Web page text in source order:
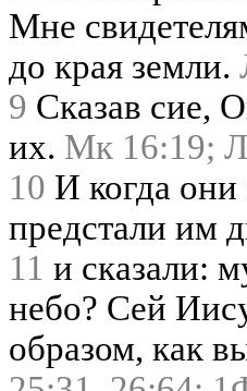
Мне
до края земли.
9 Сказав сие,
их. Мк 16:19;
10 И когда
предстали им
11 и сказали:
небо? Сей
образом, как